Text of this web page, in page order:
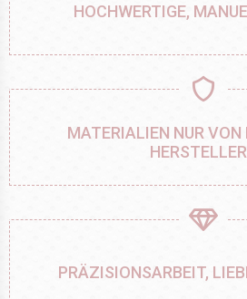
HOCHWERTIGE,
MATERIALIEN NUR VON
PRÄZISIONSARBEIT,